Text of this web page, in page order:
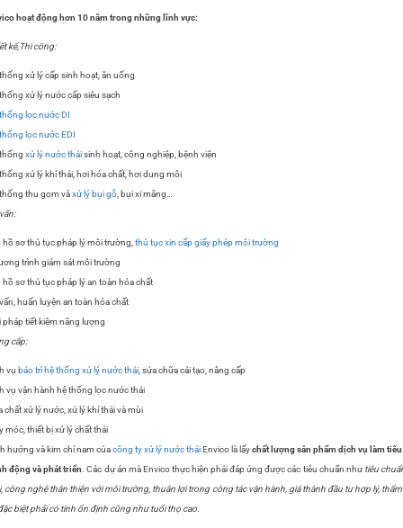
hoạt động hơn 10 năm trong những lĩnh vực:
kế,Thi công:
xử lý cấp sinh hoạt, ăn uống
xử lý nước cấp siêu sạch
lọc nước DI
lọc nước EDI
xử lý nước thảisinh hoạt, công nghiệp, bệnh viện
xử lý khí thải, hơi hóa chất, hơi dung môi
thu gom vàxử lý bụi gỗ , bụi xi măng…
hồ sơ thủ tục pháp lý môi trường, thủ tục xin cấp giấy phép môi trường
trình giám sát môi trường
hồ sơ thủ tục pháp lý an toàn hóa chất
huấn luyện an toàn hóa chất
pháp tiết kiệm năng lượng
cấp:
vụ bảo trì hệ thống xử lý nước thải , sửa chữa cải tạo, nâng cấp
vụ vận hành hệ thống lọc nước thải
chất xử lý nước, xử lý khí thải và mùi
móc, thiết bị xử lý chất thải
hướng và kim chỉ nam củacông ty xử lý nước thảiEnvico là lấychất lượng sản phẩm dịch vụ làm
động và phát triển . Các dự án mà Envico thực hiện phải đáp ứng được các tiêu chuẩn nhưtiêu
, công nghệ thân thiện với môi trường thuận lợi trong công tác vận hành, giá thành đầu tư hợp lý,
biệt phải có tính ổn định cũng như tuổi thọ cao.